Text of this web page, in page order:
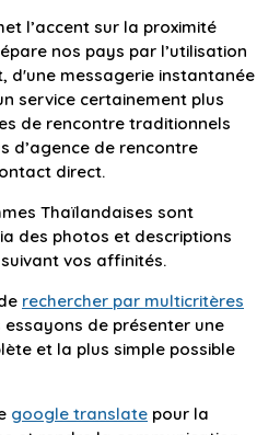
l’accent sur la proximité
nos pays par l’utilisation
d'une messagerie instantanée
service certainement plus
de rencontre traditionnels
d’agence de rencontre
direct.
Thaïlandaises sont
des photos et descriptions
vos affinités.
rechercher par multicritères
de présenter une
et la plus simple possible
google translate pour la